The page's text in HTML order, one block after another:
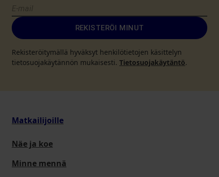
REKISTERÖI MINUT
Rekisteröitymällä hyväksyt henkilötietojen käsittelyn
tietosuojakäytännön mukaisesti. Tietosuojakäytäntö.
Matkailijoille
Näe ja koe
Minne mennä